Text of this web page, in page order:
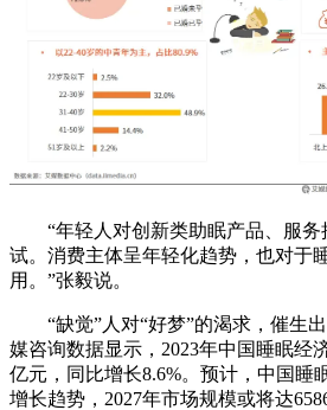
“年轻人对创新类助眠产品、服务
试。消费主体呈年轻化趋势，也对于
用。”张毅说。
“缺觉”人对“好梦”的渴求，催生
媒咨询数据显示，2023年中国睡眠经
亿元，同比增长8.6%。预计，中国睡
增长趋势，2027年市场规模或将达